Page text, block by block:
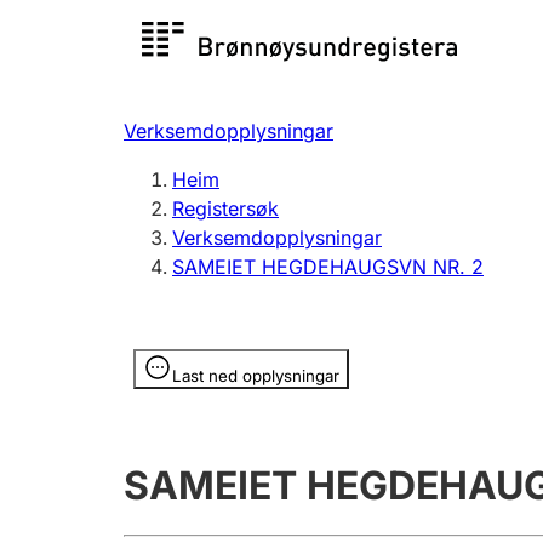
Registersøk
Registrere, endre, slette
Verksemdopplysningar
Heim
Registersøk
Verksemdopplysningar
SAMEIET HEGDEHAUGSVN NR. 2
Last ned opplysningar
Opplysninger er skjult
SAMEIET